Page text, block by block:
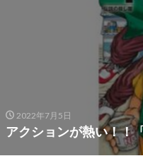
2022年7月5日
アクションが熱い！！